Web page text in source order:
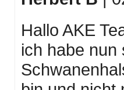
Hallo AKE
ich habe nun